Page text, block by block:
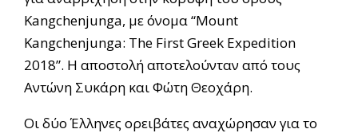
Kangchenjunga, με όνομα “Mount
Kangchenjunga: The First Greek Expedition
2018”. Η αποστολή αποτελούνταν από τους
Αντώνη Συκάρη και Φώτη Θεοχάρη.
Οι δύο Έλληνες ορειβάτες αναχώρησαν για το